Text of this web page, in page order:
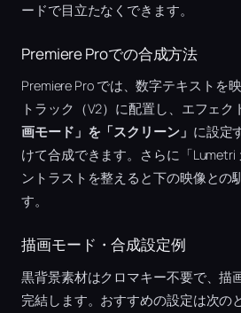
ードで目立たなくできます。
Premiere Proでの合成方法
Premiere Pro では、数字テキストを
トラック（V2）に配置し、エフェ
画モード」を「スクリーン」 に設定
けて合成できます。さらに「Lumetri
ントラストを整えると下の映像との
す。
描画モード・合成設定例
黒背景素材はクロマキー不要で、描
完結します。おすすめの設定は次の